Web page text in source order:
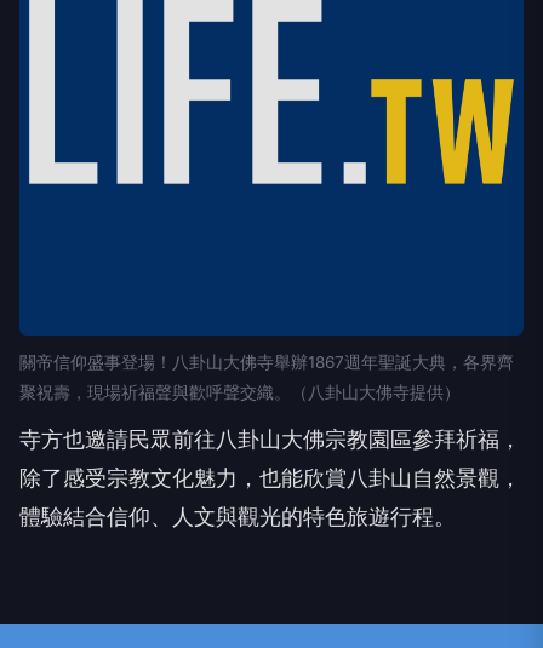
關帝信仰盛事登場！八卦山大佛寺舉辦1867週年聖誕大典，各界齊
聚祝壽，現場祈福聲與歡呼聲交織。（八卦山大佛寺提供）
寺方也邀請民眾前往八卦山大佛宗教園區參拜祈福，
除了感受宗教文化魅力，也能欣賞八卦山自然景觀，
體驗結合信仰、人文與觀光的特色旅遊行程。